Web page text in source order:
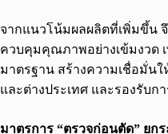
จากแนวโน้มผลผลิตที่เพิ่มขึ้น
ควบคุมคุณภาพอย่างเข้มงวด
มาตรฐาน สร้างความเชื่อมั่น
และต่างประเทศ และรองรับก
มาตรการ “ตรวจก่อนตัด” ย